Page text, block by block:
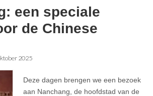
een speciale
de Chinese
2025
Deze dagen brengen we een bezoek
aan Nanchang, de hoofdstad van de